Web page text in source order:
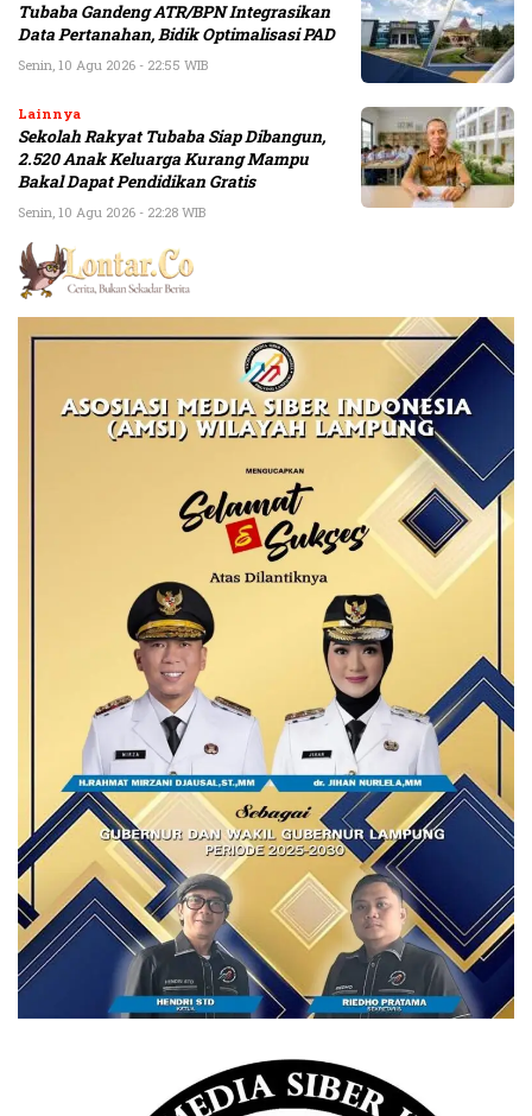
Tubaba Gandeng ATR/BPN Integrasikan
Data Pertanahan, Bidik Optimalisasi PAD
Senin, 10 Agu 2026 - 22:55 WIB
Lainnya
Sekolah Rakyat Tubaba Siap Dibangun,
2.520 Anak Keluarga Kurang Mampu
Bakal Dapat Pendidikan Gratis
Senin, 10 Agu 2026 - 22:28 WIB